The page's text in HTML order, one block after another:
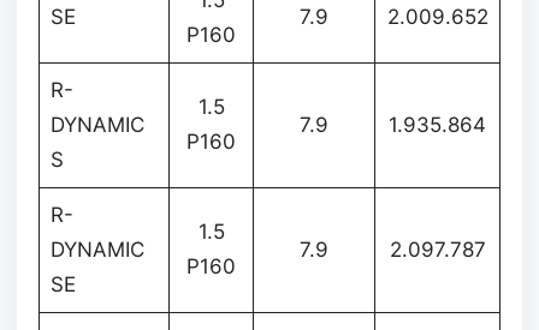
SE
P160
7.9 2.009.652
R-
DYNAMIC
S
1.5
P160
7.9 1.935.864
R-
DYNAMIC
SE
1.5
P160
7.9 2.097.787